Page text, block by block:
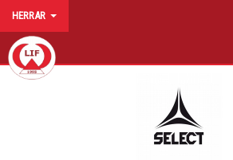
HERRAR
HEM